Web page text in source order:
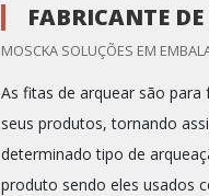
FABRICANTE
MOSCKA SOLUÇÕES EM
As fitas de arquear são
seus produtos, tornando
determinado tipo de
produto sendo eles usados